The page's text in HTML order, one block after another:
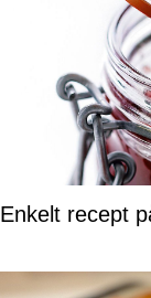
Enkelt recept